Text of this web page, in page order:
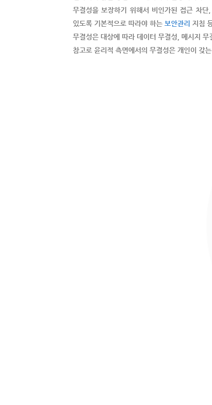
무결성을 보장하기 위해서 비인가된 접근 차단
있도록 기본적으로 따라야 하는 보안관리 지침
무결성은 대상에 따라 데이터 무결성, 메시지
참고로 윤리적 측면에서의 무결성은 개인이 갖